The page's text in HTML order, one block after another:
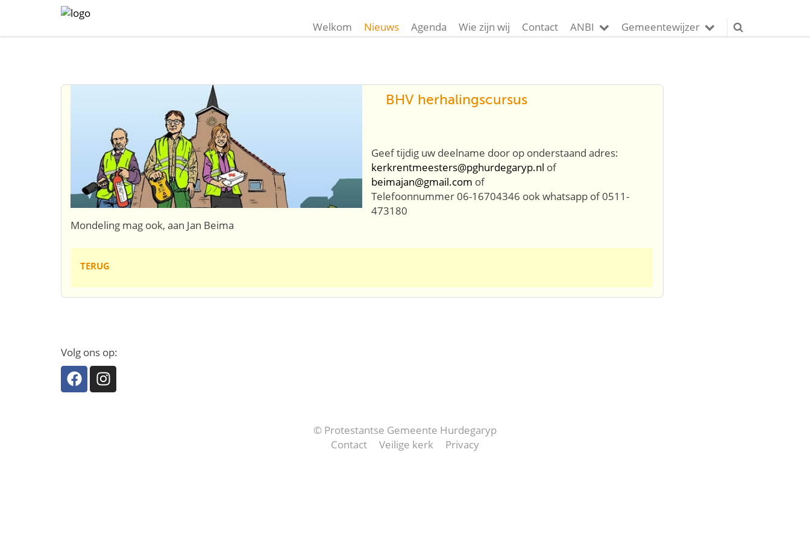
Welkom Nieuws Agenda Wie zijn wij Contact ANBI Gemeentewijzer
BHV herhalingscursus
Geef tijdig uw deelname door op onderstaand adres:
kerkrentmeesters@pghurdegaryp.nl of
beimajan@gmail.com of
Telefoonnummer 06-16704346 ook whatsapp of 0511-
473180
Mondeling mag ook, aan Jan Beima
TERUG
Volg ons op:
© Protestantse Gemeente Hurdegaryp
Contact
Veilige kerk Privacy